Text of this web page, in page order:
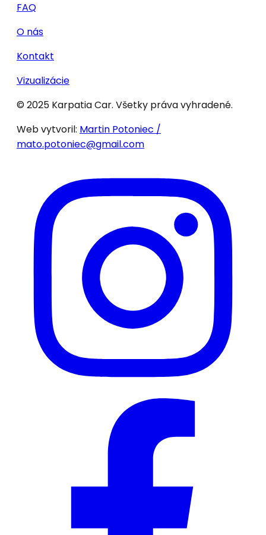
FAQ
O nás
Kontakt
Vizualizácie
© 2025 Karpatia Car. Všetky práva vyhradené.
Web vytvoril: Martin Potoniec /
mato.potoniec@gmail.com